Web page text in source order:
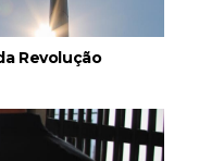
Revolução